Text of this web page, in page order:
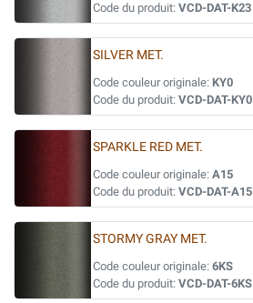
Code du produit: VCD-DAT-K23
SILVER MET.
Code couleur originale: KY0
Code du produit: VCD-DAT-KY0
SPARKLE RED MET.
Code couleur originale: A15
Code du produit: VCD-DAT-A15
STORMY GRAY MET.
Code couleur originale: 6KS
Code du produit: VCD-DAT-6KS